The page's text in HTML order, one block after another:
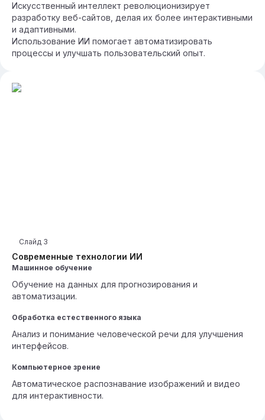
Искусственный интеллект революционизирует
разработку веб-сайтов, делая их более интерактивными
и адаптивными.
Использование ИИ помогает автоматизировать
процессы и улучшать пользовательский опыт.
Современные технологии ИИ
Слайд 3
Машинное обучение
Обучение на данных для прогнозирования и
автоматизации.
Обработка естественного языка
Анализ и понимание человеческой речи для улучшения
интерфейсов.
Компьютерное зрение
Автоматическое распознавание изображений и видео
для интерактивности.